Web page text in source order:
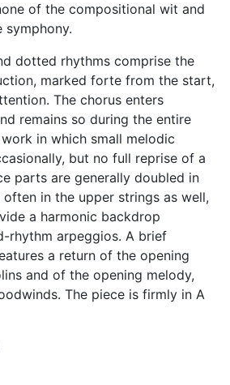
of the compositional wit and
dotted rhythms comprise the
marked forte from the start,
The chorus enters
remains so during the entire
in which small melodic
but no full reprise of a
parts are generally doubled in
in the upper strings as well,
a harmonic backdrop
rhythm arpeggios. A brief
a return of the opening
and of the opening melody,
The piece is firmly in A